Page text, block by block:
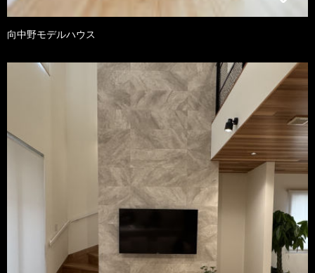
向中野モデルハウス